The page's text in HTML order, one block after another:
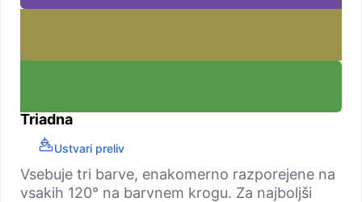
Triadna
Ustvari preliv
Vsebuje tri barve, enakomerno razporejene na
vsakih 120° na barvnem krogu. Za najboljši